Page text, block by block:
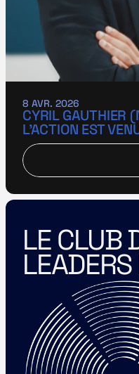
8 AVR. 2026
CYRIL GAUTHIER
L’ACTION EST
LE CLUB